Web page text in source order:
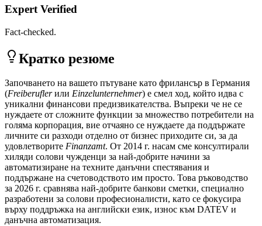
Expert Verified
Fact-checked.
Кратко резюме
Започването на вашето пътуване като фрилансър в Германия
(Freiberuflerили Einzelunternehmer) е смел ход, който идва с
уникални финансови предизвикателства. Въпреки че не се
нуждаете от сложните функции за множество потребители на
голяма корпорация, вие отчаяно се нуждаете да поддържате
личните си разходи отделно от бизнес приходите си, за да
удовлетворите Finanzamt. От 2014 г. насам сме консултирали
хиляди солови чужденци за най-добрите начини за
автоматизиране на техните данъчни спестявания и
поддържане на счетоводството им просто. Това ръководство
за 2026 г. сравнява най-добрите банкови сметки, специално
разработени за солови професионалисти, като се фокусира
върху поддръжка на английски език, износ към DATEV и
данъчна автоматизация.